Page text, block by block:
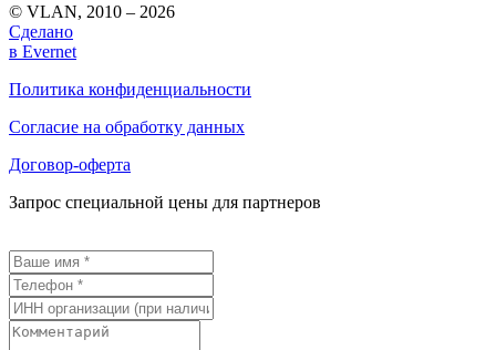
© VLAN, 2010 – 2026
Сделано
в Evernet
Политика конфиденциальности
Согласие на обработку данных
Договор-оферта
Запрос специальной цены для партнеров